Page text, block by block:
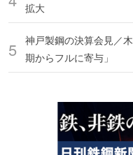
拡大
神戸製鋼の決算会見／
期からフルに寄与」